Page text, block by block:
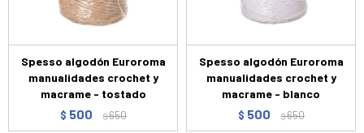
Spesso algodón Euroroma
manualidades crochet y
macrame - tostado
$ 500 $650
Spesso algodón Euroroma
manualidades crochet y
macrame - blanco
$ 500 $650